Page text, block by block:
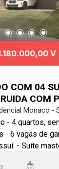
V
COM 04
COM
Monaco -
- 4 quartos,